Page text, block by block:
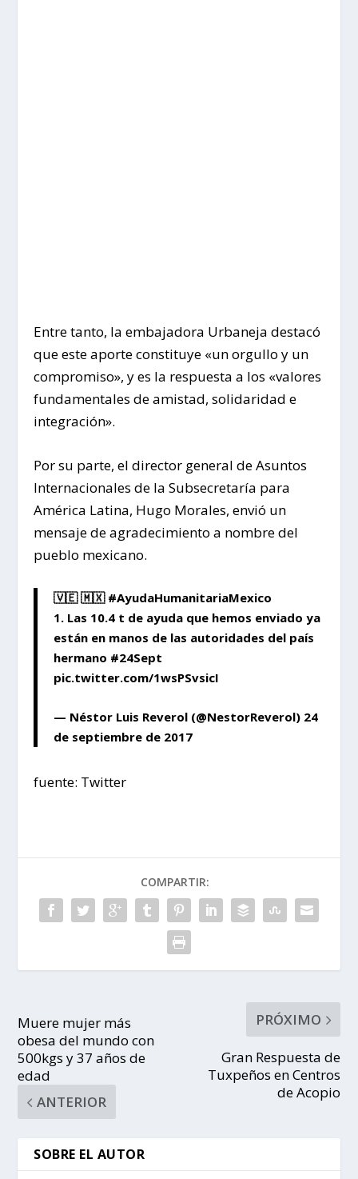
Entre tanto, la embajadora Urbaneja destacó
que este aporte constituye «un orgullo y un
compromiso», y es la respuesta a los «valores
fundamentales de amistad, solidaridad e
integración».
Por su parte, el director general de Asuntos
Internacionales de la Subsecretaría para
América Latina, Hugo Morales, envió un
mensaje de agradecimiento a nombre del
pueblo mexicano.
🇻🇪 🇲🇽 #AyudaHumanitariaMexico
1. Las 10.4 t de ayuda que hemos enviado ya
están en manos de las autoridades del país
hermano #24Sept
pic.twitter.com/1wsPSvsicI
— Néstor Luis Reverol (@NestorReverol) 24
de septiembre de 2017
fuente: Twitter
COMPARTIR:
Muere mujer más
obesa del mundo con
500kgs y 37 años de
edad
ANTERIOR
PRÓXIMO
Gran Respuesta de
Tuxpeños en Centros
de Acopio
SOBRE EL AUTOR